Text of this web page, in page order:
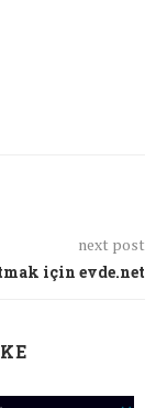
next post
için evde.net